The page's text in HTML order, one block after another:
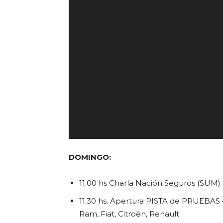
DOMINGO:
11.00 hs Charla Nación Seguros (SUM)
11.30 hs. Apertura PISTA de
Ram, Fiat, Citroën, Renault.